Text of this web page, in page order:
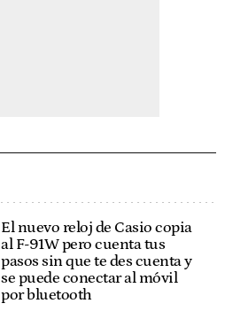
El nuevo reloj de Casio copia
al F-91W pero cuenta tus
pasos sin que te des cuenta y
se puede conectar al móvil
por bluetooth